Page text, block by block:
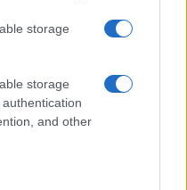
storage
storage
and other